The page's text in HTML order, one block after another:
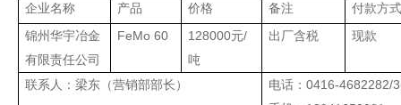
企业名称 产品 价格 备注
付款方
锦州华宇冶金
有限责任公司
FeMo 60 128000元/
吨
出厂含税 现款
联系人：梁东（营销部部长） 电话：0416-4682282/